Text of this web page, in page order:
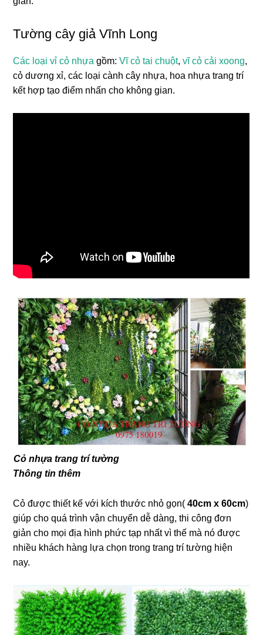
Tường cây giả Vĩnh Long
Các loại vỉ cỏ nhựa gồm:Vĩ cỏ tai chuột,vĩ cỏ cải xoong,
cỏ dương xỉ, các loại cành cây nhựa, hoa nhựa trang trí
kết hợp tạo điểm nhấn cho không gian.
Cỏ nhựa trang trí tường
Thông tin thêm
Cỏ được thiết kế với kích thước nhỏ gọn(40cm x 60cm)
giúp cho quá trình vận chuyển dễ dàng, thi công đơn
giản cho mọi địa hình phức tạp nhất vì thế mà nó được
nhiều khách hàng lựa chọn trong trang trí tường hiện
nay.